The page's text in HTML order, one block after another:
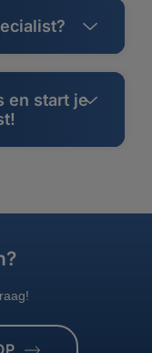
en start je